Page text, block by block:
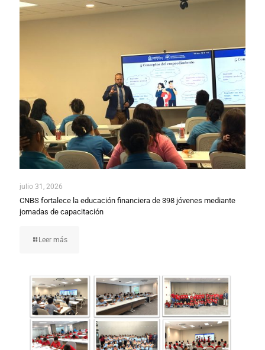
julio 31, 2026
CNBS fortalece la educación financiera de 398 jóvenes mediante
jornadas de capacitación
Leer más